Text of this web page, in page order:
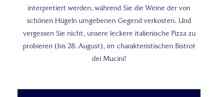
interpretiert werden, während Sie die Weine der von
schönen Hügeln umgebenen Gegend verkosten. Und
vergessen Sie nicht, unsere leckere italienische Pizza zu
probieren (bis 28. August), im charakteristischen Bistrot
dei Mucini!